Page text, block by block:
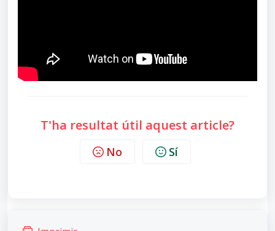
T'ha resultat útil aquest article?
No Sí